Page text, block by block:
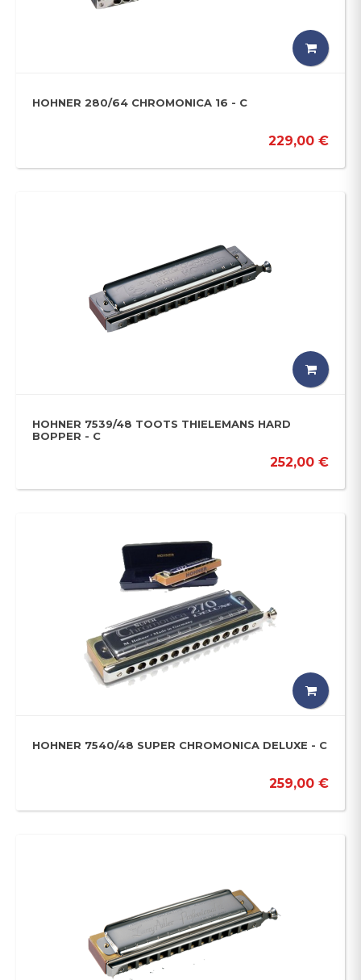
HOHNER 280/64 CHROMONICA 16 - C
229,00 €
HOHNER 7539/48 TOOTS THIELEMANS HARD
BOPPER - C
252,00 €
HOHNER 7540/48 SUPER CHROMONICA DELUXE - C
259,00 €